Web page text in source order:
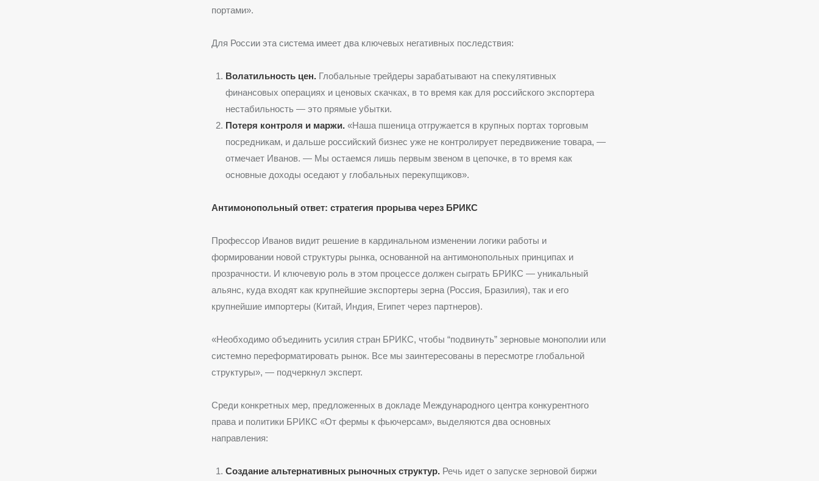
портами».
Для России эта система имеет два ключевых негативных последствия:
Волатильность цен.Глобальные трейдеры зарабатывают на спекулятивных
финансовых операциях и ценовых скачках, в то время как для российского экспортера
нестабильность — это прямые убытки.
Потеря контроля и маржи.«Наша пшеница отгружается в крупных портах торговым
посредникам, и дальше российский бизнес уже не контролирует передвижение товара, —
отмечает Иванов. — Мы остаемся лишь первым звеном в цепочке, в то время как
основные доходы оседают у глобальных перекупщиков».
Антимонопольный ответ: стратегия прорыва через БРИКС
Профессор Иванов видит решение в кардинальном изменении логики работы и
формировании новой структуры рынка, основанной на антимонопольных принципах и
прозрачности. И ключевую роль в этом процессе должен сыграть БРИКС — уникальный
альянс, куда входят как крупнейшие экспортеры зерна (Россия, Бразилия), так и его
крупнейшие импортеры (Китай, Индия, Египет через партнеров).
«Необходимо объединить усилия стран БРИКС, чтобы “подвинуть” зерновые монополии или
системно переформатировать рынок. Все мы заинтересованы в пересмотре глобальной
структуры», — подчеркнул эксперт.
Среди конкретных мер, предложенных в докладе Международного центра конкурентного
права и политики БРИКС «От фермы к фьючерсам», выделяются два основных
направления:
Создание альтернативных рыночных структур.Речь идет о запуске зерновой биржи